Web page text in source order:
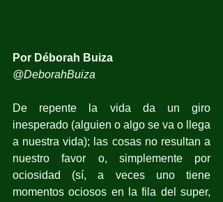
Por Déborah Buiza
@DeborahBuiza
De repente la vida da un giro
inesperado (alguien o algo se va o llega
a nuestra vida); las cosas no resultan a
nuestro favor o, simplemente por
ociosidad (sí, a veces uno tiene
momentos ociosos en la fila del super,